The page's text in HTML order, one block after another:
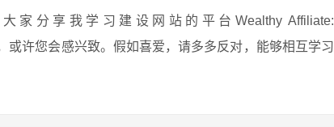
分享我学习建设网站的平台Wealthy Affiliate:
或许您会感兴致。假如喜爱，请多多反对，能够相互学习